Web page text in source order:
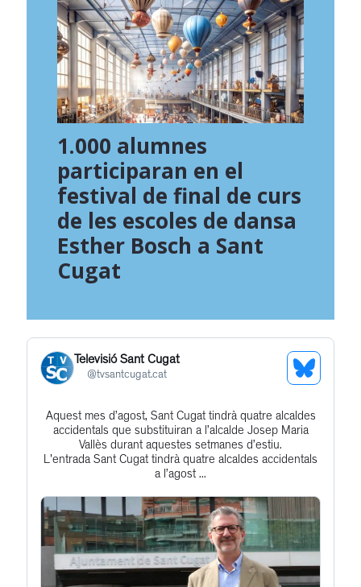
1.000 alumnes
participaran en el
festival de final de curs
de les escoles de dansa
Esther Bosch a Sant
Cugat
Televisió Sant Cugat
@tvsantcugat.cat
See
Profile
Get
to
this
Aquest mes d’agost, Sant Cugat tindrà quatre alcaldes
accidentals que substituiran a l’alcalde Josep Maria
Vallès durant aquestes setmanes d’estiu.
L'entrada Sant Cugat tindrà quatre alcaldes accidentals
a l’agost ...